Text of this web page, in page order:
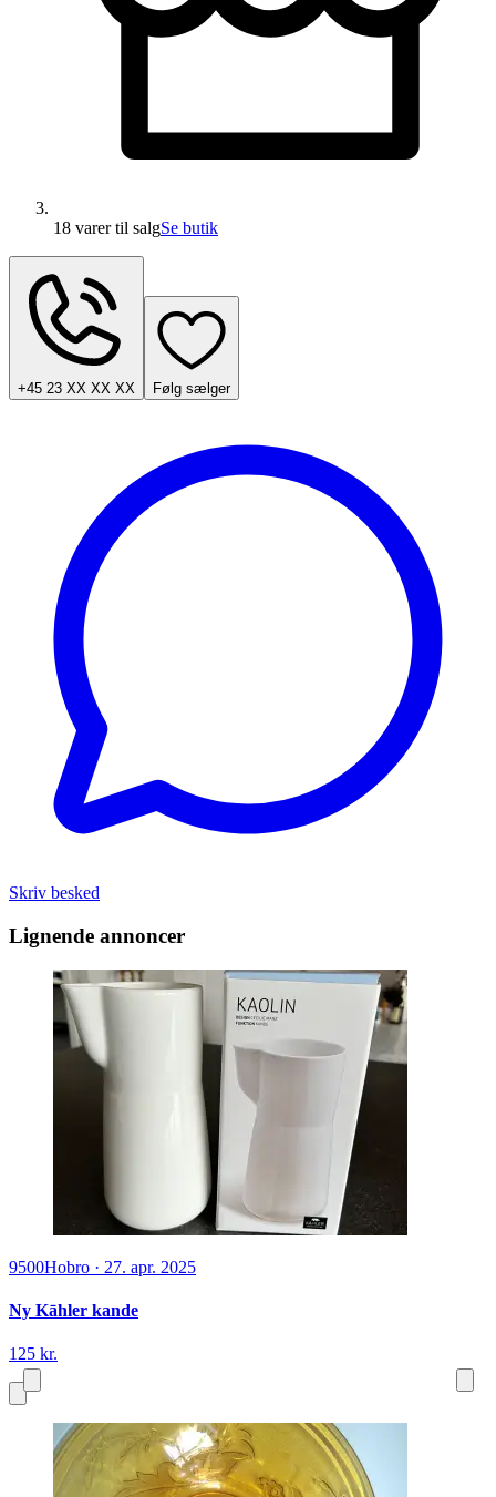
18 varertil salgSe butik
+45 23 XX XX XX Følg sælger
Skriv besked
Lignende annoncer
9500Hobro · 27. apr. 2025
Ny Kāhler kande
125 kr.